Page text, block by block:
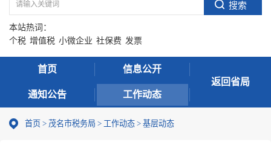
本站热词：
个税 增值税 小微企业 社保费 发票
首页 信息公开
通知公告 工作动态
返回省局
首页 > 茂名市税务局 > 工作动态 > 基层动态